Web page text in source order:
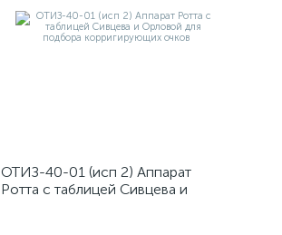
ОТИЗ-40-01 (исп 2) Аппарат
Ротта с таблицей Сивцева и